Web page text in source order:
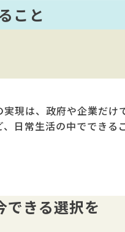
こと
現は、政府や企業だけ
日常生活の中ででき
できる選択を